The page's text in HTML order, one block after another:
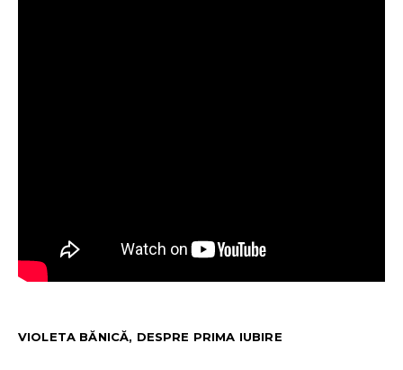
VIOLETA BĂNICĂ, DESPRE PRIMA IUBIRE